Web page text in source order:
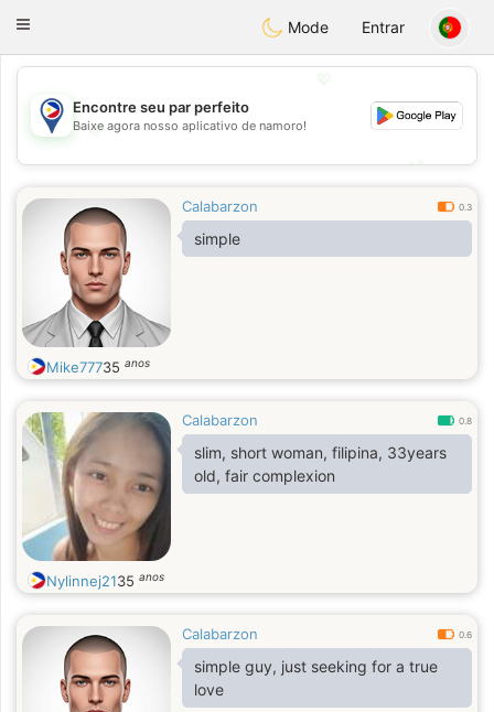
PhilippinesChat
Toggle
Mode Entrar
💖
💕
Encontre seu par perfeito
Baixe agora nosso aplicativo de namoro!
Calabarzon 0.3
simple
Mike77735 anos
Calabarzon 0.8
slim, short woman, filipina, 33years
old, fair complexion
Nylinnej2135 anos
Calabarzon 0.6
simple guy, just seeking for a true
love